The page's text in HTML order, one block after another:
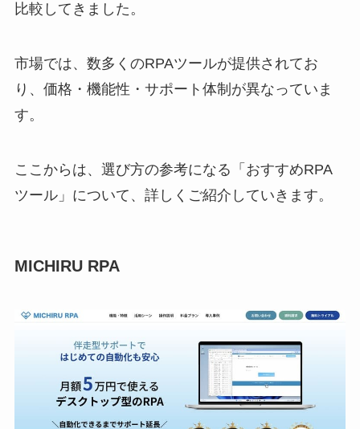
比較してきました。
市場では、数多くのRPAツールが提供されてお
り、価格・機能性・サポート体制が異なっていま
す。
ここからは、選び方の参考になる「おすすめRPA
ツール」について、詳しくご紹介していきます。
MICHIRU RPA